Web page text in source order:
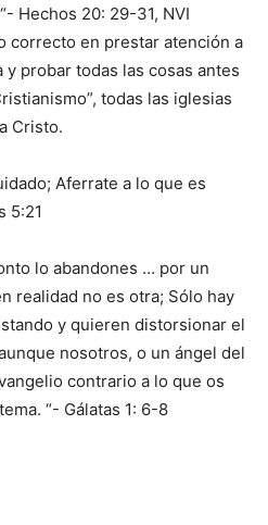
Hechos 20: 29-31, NVI
correcto en prestar atención a
y probar todas las cosas antes
todas las iglesias
Cristo.
Aferrate a lo que es
5:21
lo abandones … por un
realidad no es otra; Sólo hay
y quieren distorsionar el
nosotros, o un ángel del
contrario a lo que os
“- Gálatas 1: 6-8